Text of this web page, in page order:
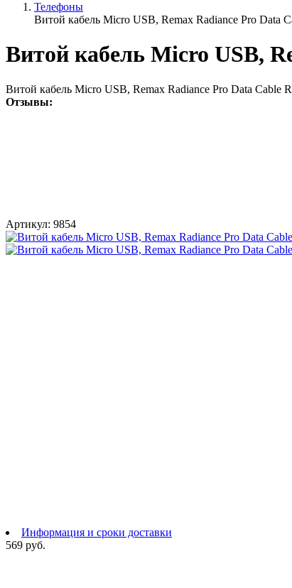
Телефоны
Витой кабель Micro USB, Remax Radiance Pro Data
Витой кабель Micro USB,
Витой кабель Micro USB, Remax Radiance Pro Data Cable
Отзывы:
Артикул: 9854
Информация и сроки доставки
569 руб.